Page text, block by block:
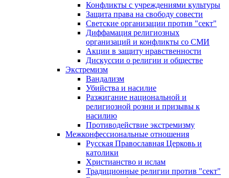
Конфликты с учреждениями культуры
Защита права на свободу совести
Светские организации против "сект"
Диффамация религиозных
организаций и конфликты со СМИ
Акции в защиту нравственности
Дискуссии о религии и обществе
Экстремизм
Вандализм
Убийства и насилие
Разжигание национальной и
религиозной розни и призывы к
насилию
Противодействие экстремизму
Межконфессиональные отношения
Русская Православная Церковь и
католики
Христианство и ислам
Традиционные религии против "сект"